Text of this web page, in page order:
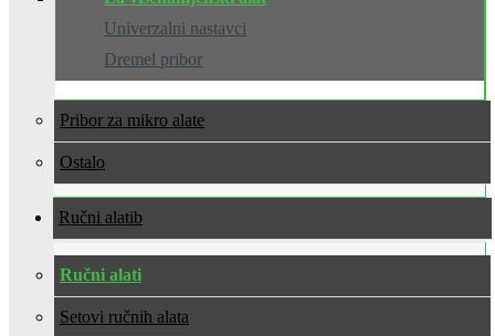
Univerzalni nastavci
Dremel pribor
Pribor za mikro alate
Ostalo
Ručni alati
Ručni alati
Setovi ručnih alata